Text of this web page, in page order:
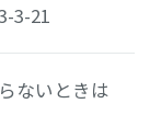
3-21
ないときは